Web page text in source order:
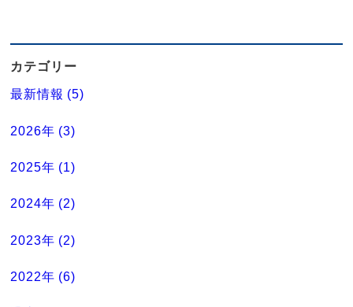
カテゴリー
最新情報 (5)
2026年 (3)
2025年 (1)
2024年 (2)
2023年 (2)
2022年 (6)